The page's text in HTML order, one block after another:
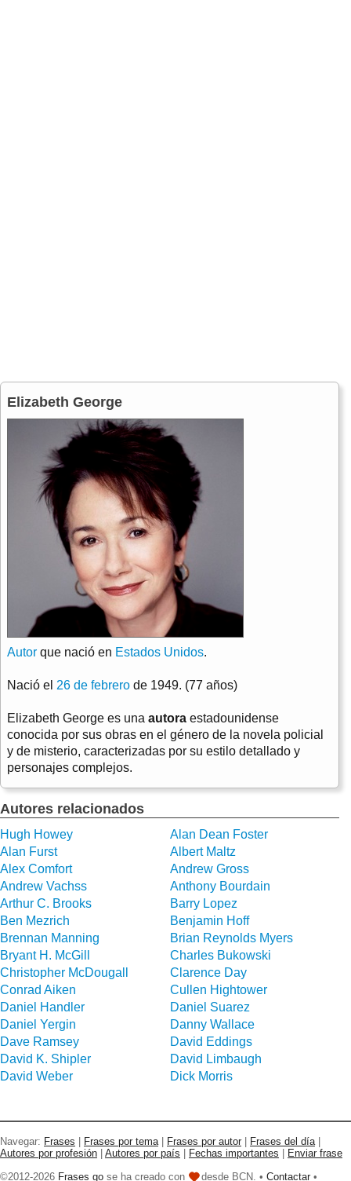
Elizabeth George
Autor que nació en Estados Unidos.
Nació el 26 de febrero de 1949. (77 años)
Elizabeth George es una autora estadounidense
conocida por sus obras en el género de la novela policial
y de misterio, caracterizadas por su estilo detallado y
personajes complejos.
Autores relacionados
Hugh Howey
Alan Dean Foster
Alan Furst
Albert Maltz
Alex Comfort
Andrew Gross
Andrew Vachss
Anthony Bourdain
Arthur C. Brooks
Barry Lopez
Ben Mezrich
Benjamin Hoff
Brennan Manning
Brian Reynolds Myers
Bryant H. McGill
Charles Bukowski
Christopher McDougall
Clarence Day
Conrad Aiken
Cullen Hightower
Daniel Handler
Daniel Suarez
Daniel Yergin
Danny Wallace
Dave Ramsey
David Eddings
David K. Shipler
David Limbaugh
David Weber
Dick Morris
Navegar: Frases | Frases por tema | Frases por autor | Frases del día |
Autores por profesión | Autores por país | Fechas importantes | Enviar frase
©2012-2026 Frases go se ha creado con desde BCN. • Contactar •